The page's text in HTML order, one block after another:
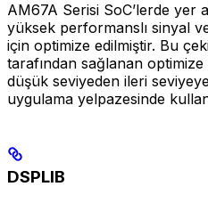
AM67A Serisi SoC’lerde yer
yüksek performanslı sinyal
için optimize edilmiştir. Bu
tarafından sağlanan optimize
düşük seviyeden ileri
uygulama yelpazesinde
DSPLIB